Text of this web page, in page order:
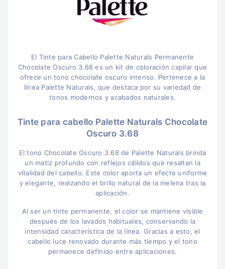
El Tinte para Cabello Palette Naturals Permanente
Chocolate Oscuro 3.68 es un kit de coloración capilar que
ofrece un tono chocolate oscuro intenso. Pertenece a la
línea Palette Naturals, que destaca por su variedad de
tonos modernos y acabados naturales.
Tinte para cabello Palette Naturals Chocolate
Oscuro 3.68
El tono Chocolate Oscuro 3.68 de Palette Naturals brinda
un matiz profundo con reflejos cálidos que resaltan la
vitalidad del cabello. Este color aporta un efecto uniforme
y elegante, realzando el brillo natural de la melena tras la
aplicación.
Al ser un tinte permanente, el color se mantiene visible
después de los lavados habituales, conservando la
intensidad característica de la línea. Gracias a esto, el
cabello luce renovado durante más tiempo y el tono
permanece definido entre aplicaciones.